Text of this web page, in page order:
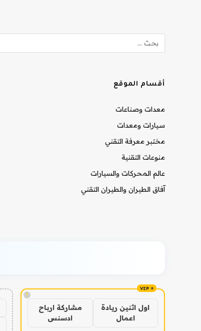
أقسام الموقع
معدات وصناعات
سيارات ومعدات
مختبر معرفة التقني
منوعات التقنية
عالم المحركات والسيارات
آفاق الطيران والطيران التقني
!
اول اثنين ريادة
اعمال
مشاركة ارباح
ادسنس